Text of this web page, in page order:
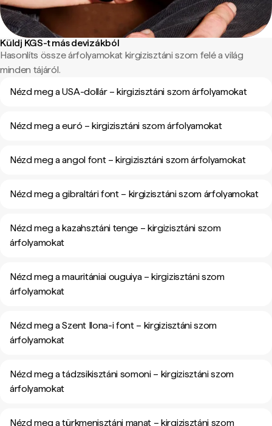
Küldj KGS-t más devizákból
Hasonlíts össze árfolyamokat kirgizisztáni szom felé a világ
minden tájáról.
Nézd meg a USA-dollár – kirgizisztáni szom árfolyamokat
Nézd meg a euró – kirgizisztáni szom árfolyamokat
Nézd meg a angol font – kirgizisztáni szom árfolyamokat
Nézd meg a gibraltári font – kirgizisztáni szom árfolyamokat
Nézd meg a kazahsztáni tenge – kirgizisztáni szom
árfolyamokat
Nézd meg a mauritániai ouguiya – kirgizisztáni szom
árfolyamokat
Nézd meg a Szent Ilona-i font – kirgizisztáni szom
árfolyamokat
Nézd meg a tádzsikisztáni somoni – kirgizisztáni szom
árfolyamokat
Nézd meg a türkmenisztáni manat – kirgizisztáni szom